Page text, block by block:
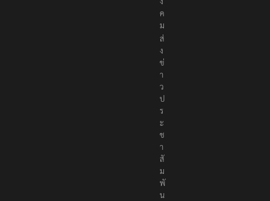
ค
ม
ส่
ง
ข่
า
ว
ป
ร
ะ
ช
า
สั
ม
พั
น